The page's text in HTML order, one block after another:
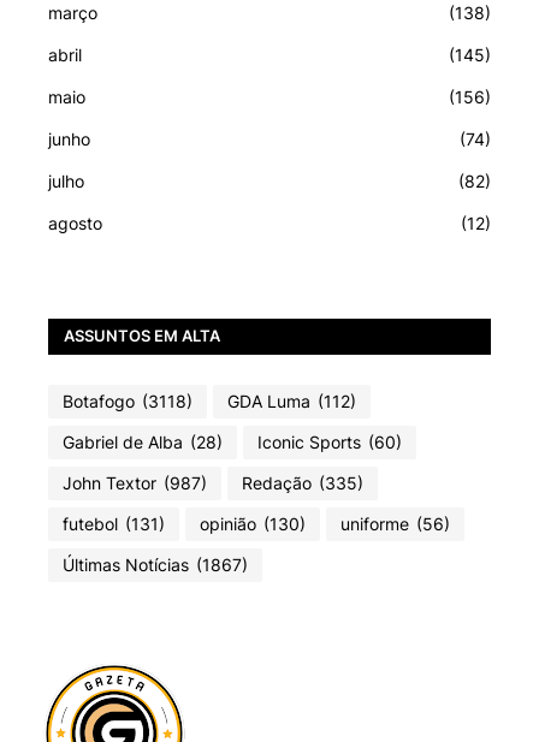
março (138)
abril (145)
maio (156)
junho (74)
julho (82)
agosto (12)
ASSUNTOS EM ALTA
Botafogo (3118) GDA Luma (112)
Gabriel de Alba (28) Iconic Sports (60)
John Textor (987) Redação (335)
futebol (131) opinião (130) uniforme (56)
Últimas Notícias (1867)